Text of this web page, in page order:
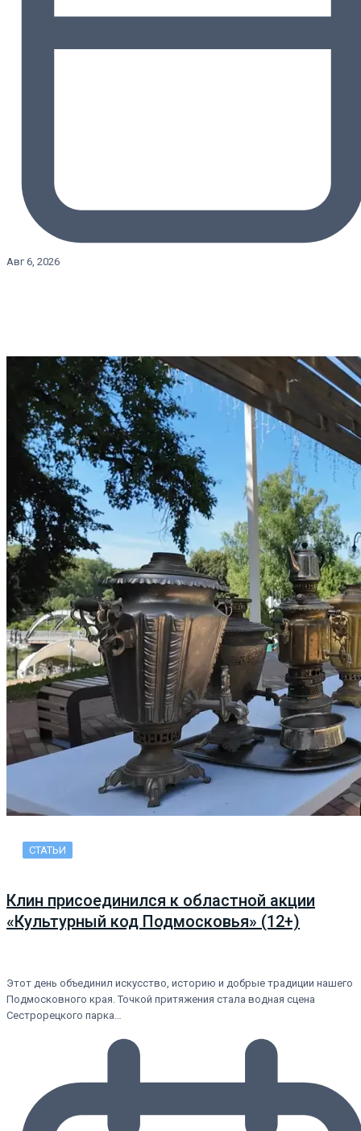
Авг 6, 2026
СТАТЬИ
Клин присоединился к областной акции
«Культурный код Подмосковья» (12+)
Этот день объединил искусство, историю и добрые традиции нашего
Подмосковного края. Точкой притяжения стала водная сцена
Сестрорецкого парка…